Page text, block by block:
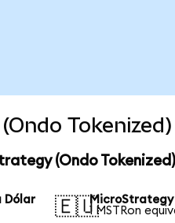
(Ondo
Dólar
🇪🇺MicroStrategy
1 MSTRon